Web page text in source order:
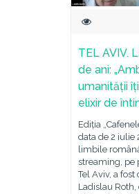
TEL AVIV.
de ani:
umanității
elixir de
Ediția
data de 2 iulie
limbile
streaming, pe
Tel Aviv, a
Ladislau